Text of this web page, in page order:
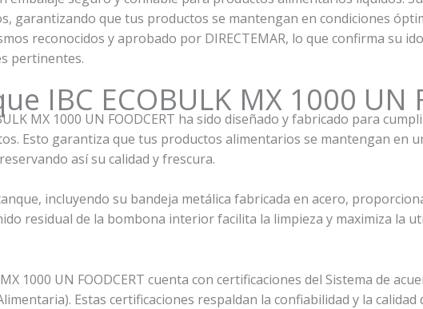
garantizando que tus productos se mantengan en condiciones
reconocidos y aprobado por DIRECTEMAR, lo que confirma su
pertinentes.
IBC ECOBULK MX 1000 UN
MX 1000 UN FOODCERT ha sido diseñado y fabricado para
Esto garantiza que tus productos alimentarios se mantengan en
así su calidad y frescura.
incluyendo su bandeja metálica fabricada en acero,
residual de la bombona interior facilita la limpieza y maximiza la
1000 UN FOODCERT cuenta con certificaciones del Sistema de
Estas certificaciones respaldan la confiabilidad y la